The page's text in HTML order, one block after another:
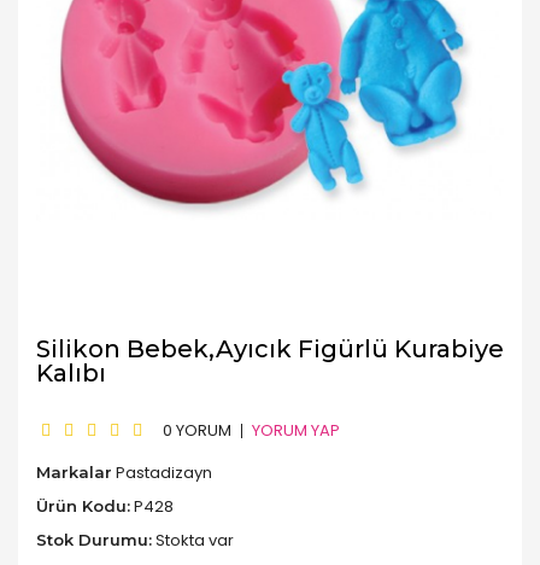
Silikon Bebek,Ayıcık Figürlü Kurabiye
Kalıbı
0 YORUM YORUM YAP
Markalar Pastadizayn
Ürün Kodu:P428
Stok Durumu:Stokta var